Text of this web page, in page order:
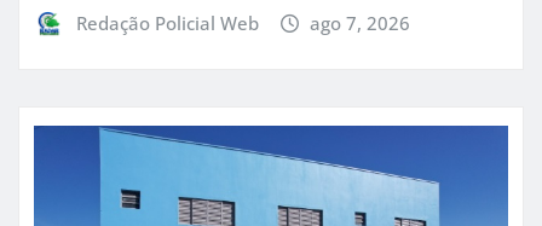
Redação Policial Web ago 7, 2026